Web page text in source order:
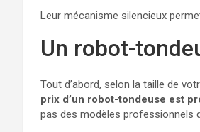
Leur mécanisme silencieux
Un robot-
Tout d’abord, selon la taille de
prix d’un robot-tondeuse est
pas des modèles professionnels